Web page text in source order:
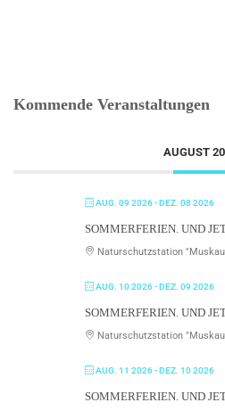
Kommende Veranstaltungen
AUGUST
AUG. 09 2026- DEZ. 08 2026
SOMMERFERIEN. UND
Naturschutzstation
AUG. 10 2026- DEZ. 09 2026
SOMMERFERIEN. UND
Naturschutzstation
AUG. 11 2026- DEZ. 10 2026
SOMMERFERIEN. UND